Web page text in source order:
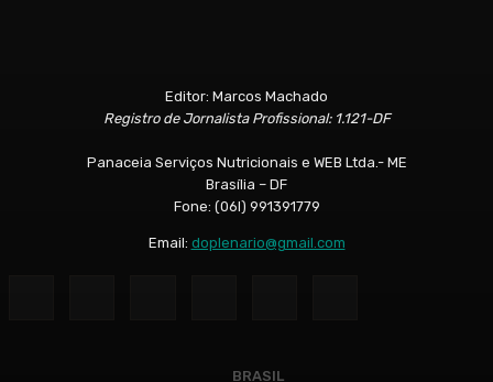
BRASIL
Editor: Marcos Machado
Registro de Jornalista Profissional: 1.121-DF
Panaceia Serviços Nutricionais e WEB Ltda.- ME
Brasília – DF
Fone: (06l) 991391779
Email: doplenario@gmail.com